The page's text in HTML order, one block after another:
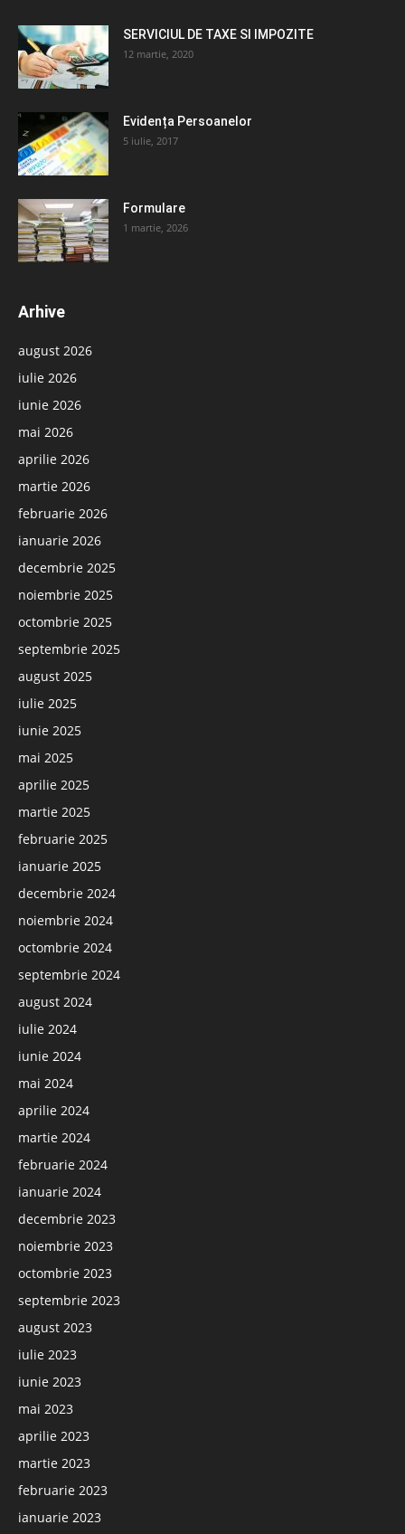
SERVICIUL DE TAXE SI IMPOZITE
12 martie, 2020
Evidența Persoanelor
5 iulie, 2017
Formulare
1 martie, 2026
Arhive
august 2026
iulie 2026
iunie 2026
mai 2026
aprilie 2026
martie 2026
februarie 2026
ianuarie 2026
decembrie 2025
noiembrie 2025
octombrie 2025
septembrie 2025
august 2025
iulie 2025
iunie 2025
mai 2025
aprilie 2025
martie 2025
februarie 2025
ianuarie 2025
decembrie 2024
noiembrie 2024
octombrie 2024
septembrie 2024
august 2024
iulie 2024
iunie 2024
mai 2024
aprilie 2024
martie 2024
februarie 2024
ianuarie 2024
decembrie 2023
noiembrie 2023
octombrie 2023
septembrie 2023
august 2023
iulie 2023
iunie 2023
mai 2023
aprilie 2023
martie 2023
februarie 2023
ianuarie 2023